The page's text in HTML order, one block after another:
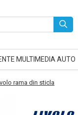
MULTIMEDIA AUTO
rama din sticla